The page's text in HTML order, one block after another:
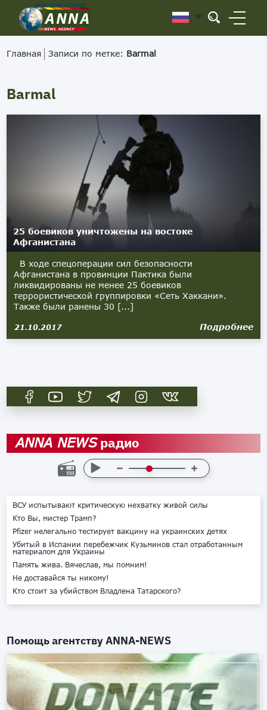
Главная Записи по метке: Barmal
Barmal
25 боевиков уничтожены на востоке
Афганистана
В ходе спецоперации сил безопасности
Афганистана в провинции Пактика были
ликвидированы не менее 25 боевиков
террористической группировки «Сеть Хаккани».
Также были ранены 30 [...]
21.10.2017 Подробнее
ANNA NEWSрадио
ВСУ испытывают критическую нехватку живой силы
Кто Вы, мистер Трамп?
Pfizer нелегально тестирует вакцину на украинских детях
Убитый в Испании перебежчик Кузьминов стал отработанным
материалом для Украины
Память жива. Вячеслав, мы помним!
Не доставайся ты никому!
Кто стоит за убийством Владлена Татарского?
Помощь агентствуANNA-NEWS